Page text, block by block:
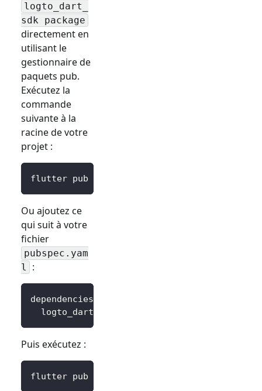
logto_dart_
sdk package
directement en
utilisant le
gestionnaire de
paquets pub.
Exécutez la
commande
suivante à la
racine de votre
projet :
flutter pub
Ou ajoutez ce
qui suit à votre
fichier
pubspec.yam
l
:
dependencies
logto_dart_sdk
Puis exécutez :
flutter pub get